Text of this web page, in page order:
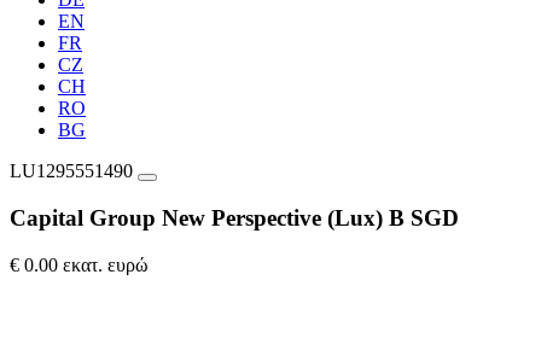
EN
FR
CZ
CH
RO
BG
LU1295551490
Capital Group New Perspective (Lux) B SGD
€ 0.00 εκατ. ευρώ